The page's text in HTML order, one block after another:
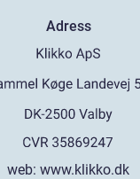
Adress
web: www.klikko.dk